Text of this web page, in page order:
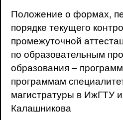
Положение о формах,
порядке текущего
промежуточной
по образовательным
образования –
программам
магистратуры в ИжГТУ
Калашникова